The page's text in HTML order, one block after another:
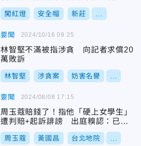
闖紅燈 安全帽 新莊
要聞
林智堅不滿被指涉貪 向記者求償20
萬敗訴
林智堅 涉貪案 妨害名譽
2024/10/16 09:25
要聞
周玉蔻賠錢了！指他「硬上女學生」
遭判賠+起訴誹謗 出庭糗認：已付3
0萬元
周玉蔻 黃國昌 台北地院
2024/08/08 17:15